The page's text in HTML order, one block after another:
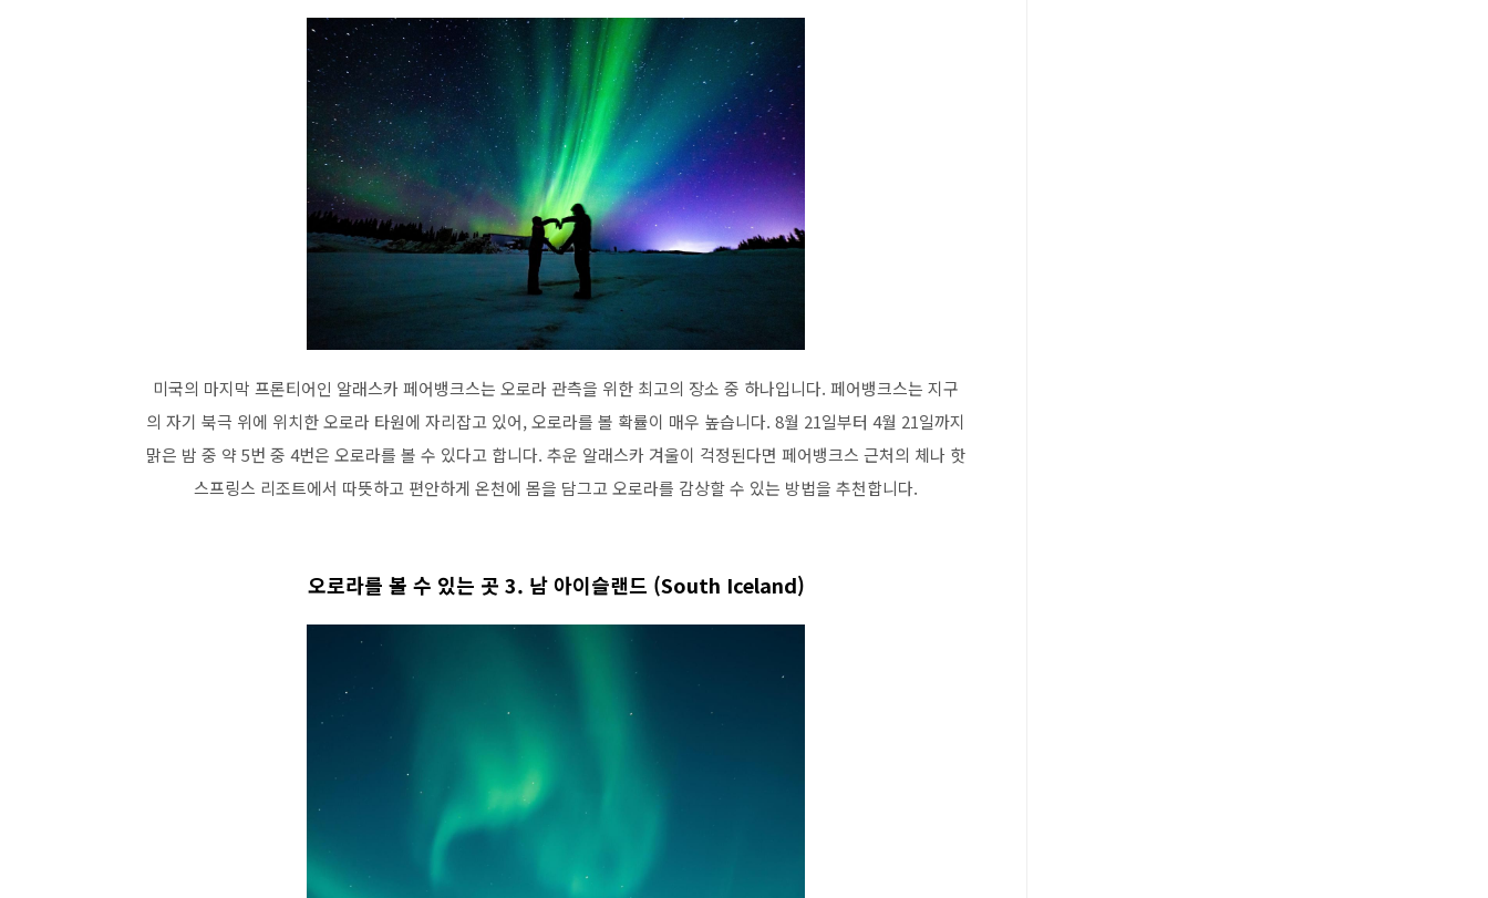
미국의 마지막 프론티어인 알래스카 페어뱅크스는 오로라 관측을 위한 최고의 장소 중 하나입니다. 페어뱅크스는 지구
의 자기 북극 위에 위치한 오로라 타원에 자리잡고 있어, 오로라를 볼 확률이 매우 높습니다. 8월 21일부터 4월 21일까지
맑은 밤 중 약 5번 중 4번은 오로라를 볼 수 있다고 합니다. 추운 알래스카 겨울이 걱정된다면 페어뱅크스 근처의 체나 핫
스프링스 리조트에서 따뜻하고 편안하게 온천에 몸을 담그고 오로라를 감상할 수 있는 방법을 추천합니다.
오로라를 볼 수 있는 곳 3. 남 아이슬랜드 (South Iceland)